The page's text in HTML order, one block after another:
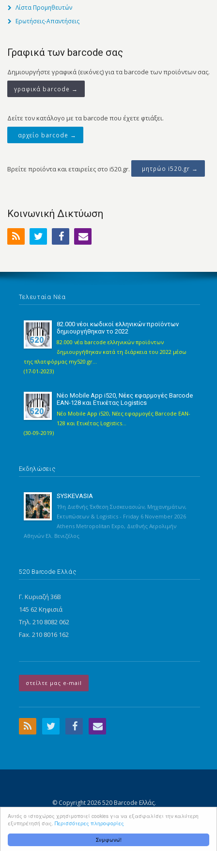
Συμφωνώ!
Αυτός ο ιστοχώρος χρησιμοποιεί cookies για να εξασφαλίσει την καλύτερη
εξυπηρέτησή σας. Περισσότερες πληροφορίες
Λίστα Προμηθευτών
Ερωτήσεις-Απαντήσεις
Γραφικά των barcode σας
Δημιουργήστε γραφικά (εικόνες) για τα barcode των προϊόντων σας.
γραφικά barcode →
Δείτε τον κατάλογο με τα barcode που έχετε φτιάξει.
αρχείο barcode →
Βρείτε προϊόντα και εταιρείες στο i520.gr. μητρώο i520.gr →
Κοινωνική Δικτύωση
Τελευταία Νέα
82.000 νέοι κωδικοί ελληνικών προϊόντων
δημιουργήθηκαν το 2022
82.000 νέα barcode ελληνικών προϊόντων
δημιουργήθηκαν κατά τη διάρκεια του 2022 μέσω
της πλατφόρμας my520.gr...
(17-01-2023)
Νέο Mobile App i520, Νέες εφαρμογές Barcode
EAN-128 και Ετικέτας Logistics
Νέο Mobile App i520, Νέες εφαρμογές Barcode EAN-
128 και Ετικέτας Logistics...
(30-09-2019)
Εκδηλώσεις
SYSKEVASIA
19η Διεθνής Έκθεση Συσκευασιών, Μηχανημάτων,
Εκτυπώσεων & Logistics - Friday 6 November 2026
Athens Metropolitan Expo, Διεθνής Αερολιμήν
Αθηνών Ελ. Βενιζέλος
520 Barcode Ελλάς
Γ. Κυριαζή 36Β
145 62 Κηφισιά
Τηλ. 210 8082 062
Fax. 210 8016 162
στείλτε μας e-mail
© Copyright 2026 520 Barcode Ελλάς.
Αρχική Σελίδα Περιεχόμενα
Όροι Χρήσης - Προσωπικά Δεδομένα
Πολιτική Cookies